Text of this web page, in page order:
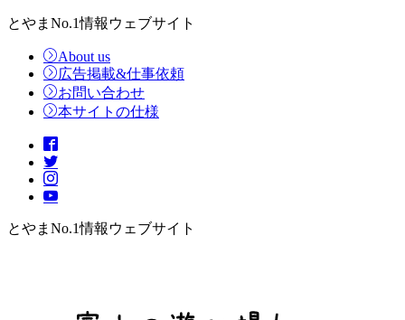
とやまNo.1情報ウェブサイト
About us
広告掲載&仕事依頼
お問い合わせ
本サイトの仕様
とやまNo.1情報ウェブサイト